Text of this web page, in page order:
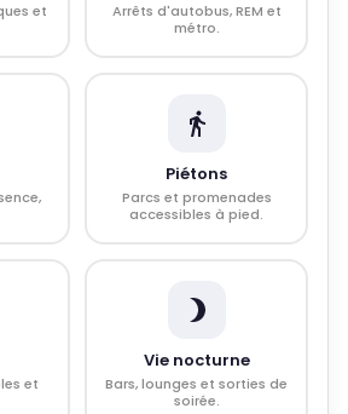
et
Arrêts d'autobus, REM et
métro.
Piétons
Parcs et promenades
accessibles à pied.
et
Vie nocturne
Bars, lounges et sorties de
soirée.